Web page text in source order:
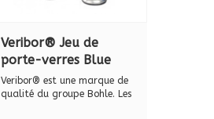
Veribor® Jeu de
porte-verres Blue
Line BO S2.421, 60 kg
(avec mallette)
Veribor® est une marque de
qualité du groupe Bohle. Les